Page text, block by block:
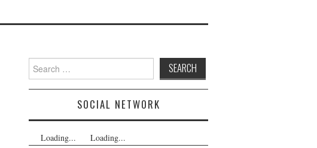
Search
for:
SOCIAL NETWORK
Loading... Loading...